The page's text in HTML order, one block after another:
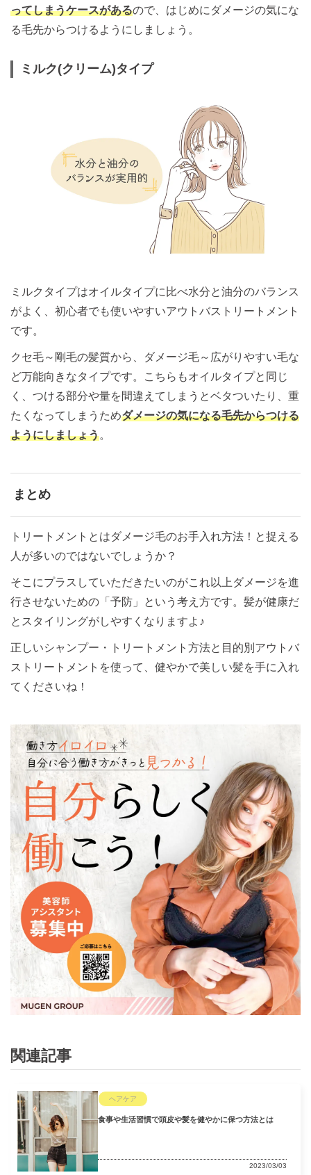
ってしまうケースがあるので、はじめにダメージの気にな
る毛先からつけるようにしましょう。
ミルク(クリーム)タイプ
ミルクタイプはオイルタイプに比べ水分と油分のバランス
がよく、初心者でも使いやすいアウトバストリートメント
です。
クセ毛～剛毛の髪質から、ダメージ毛～広がりやすい毛な
ど万能向きなタイプです。こちらもオイルタイプと同じ
く、つける部分や量を間違えてしまうとベタついたり、重
たくなってしまうためダメージの気になる毛先からつける
ようにしましょう。
まとめ
トリートメントとはダメージ毛のお手入れ方法！と捉える
人が多いのではないでしょうか？
そこにプラスしていただきたいのがこれ以上ダメージを進
行させないための「予防」という考え方です。髪が健康だ
とスタイリングがしやすくなりますよ♪
正しいシャンプー・トリートメント方法と目的別アウトバ
ストリートメントを使って、健やかで美しい髪を手に入れ
てくださいね！
関連記事
ヘアケア
食事や生活習慣で頭皮や髪を健やかに保つ方法とは
2023/03/03